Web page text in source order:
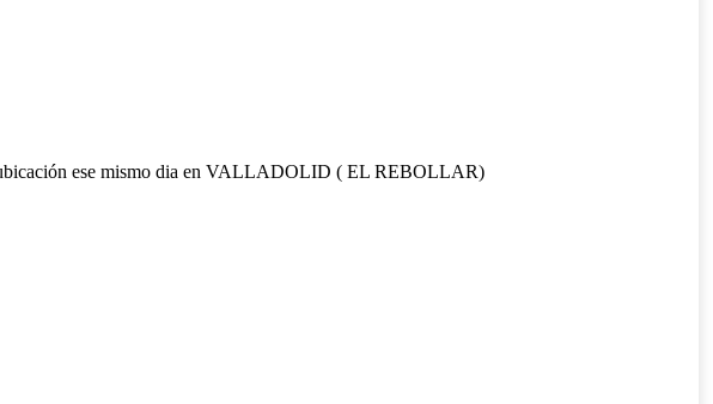
ese mismo dia en VALLADOLID ( EL REBOLLAR)